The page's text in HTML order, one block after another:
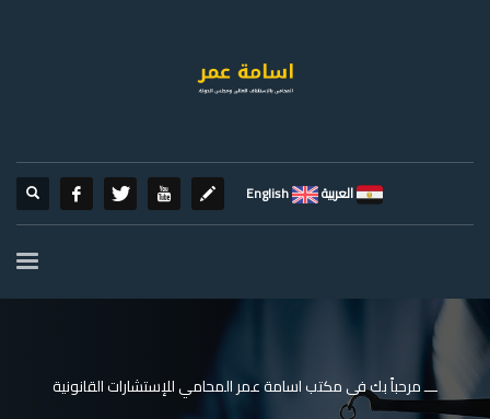
العربية English
ـــ مرحباً بك فى مكتب اسامة عمر المحامي للإستشارات القانونية